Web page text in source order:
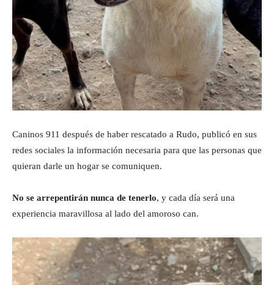
Caninos 911 después de haber rescatado a Rudo, publicó en sus
redes sociales la información necesaria para que las personas que
quieran darle un hogar se comuniquen.
No se arrepentirán nunca de tenerlo, y cada día será una
experiencia maravillosa al lado del amoroso can.